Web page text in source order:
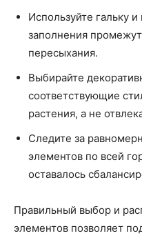
Используйте гальку
заполнения
пересыхания.
Выбирайте
соответствующие
растения, а не
Следите за
элементов по всей
оставалось
Правильный выбор и
элементов позволяет